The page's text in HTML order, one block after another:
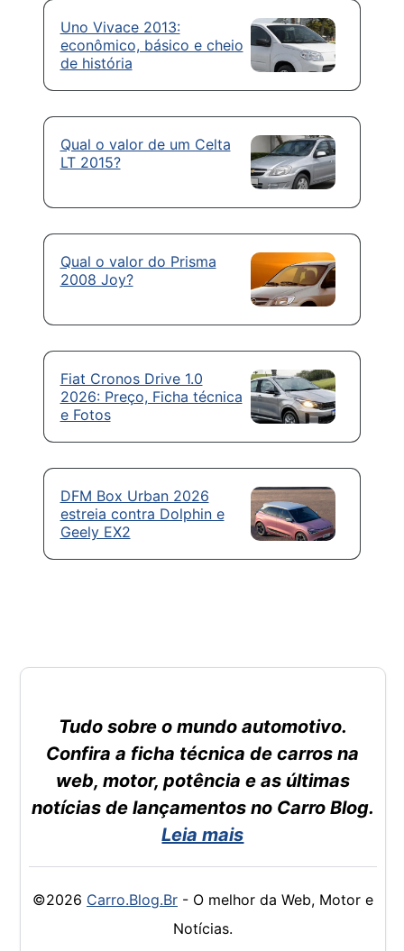
Uno Vivace 2013:
econômico, básico e cheio
de história
Qual o valor de um Celta
LT 2015?
Qual o valor do Prisma
2008 Joy?
Fiat Cronos Drive 1.0
2026: Preço, Ficha técnica
e Fotos
DFM Box Urban 2026
estreia contra Dolphin e
Geely EX2
Tudo sobre o mundo automotivo.
Confira a ficha técnica de carros na
web, motor, potência e as últimas
notícias de lançamentos no Carro Blog.
Leia mais
©2026 Carro.Blog.Br- O melhor da Web, Motor e
Notícias.